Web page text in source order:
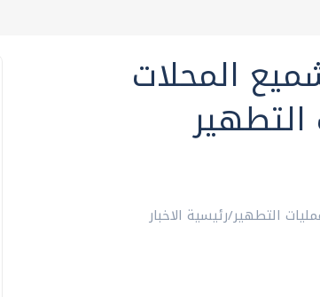
المحلات
التطهير